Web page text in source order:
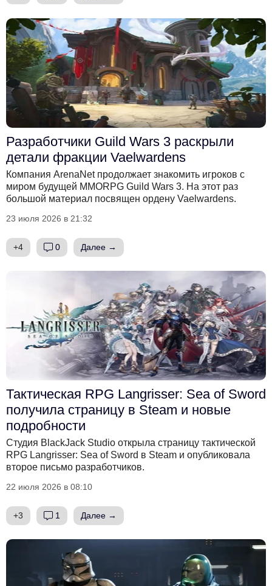
Разработчики Guild Wars 3 раскрыли
детали фракции Vaelwardens
Компания ArenaNet продолжает знакомить игроков с
миром будущей MMORPG Guild Wars 3. На этот раз
большой материал посвящен ордену Vaelwardens.
23 июля 2026 в 21:32
+4 0 Далее →
Тактическая RPG Langrisser: Sea of Sword
получила страницу в Steam и новые
подробности
Студия BlackJack Studio открыла страницу тактической
RPG Langrisser: Sea of Sword в Steam и опубликовала
второе письмо разработчиков.
22 июля 2026 в 08:10
+3 1 Далее →